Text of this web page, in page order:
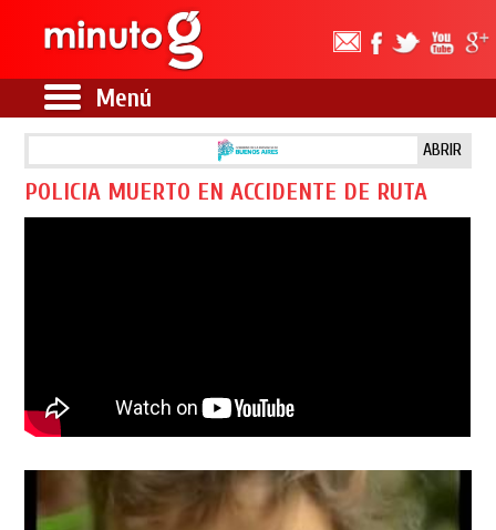
Menú
ABRIR
POLICIA MUERTO EN ACCIDENTE DE RUTA